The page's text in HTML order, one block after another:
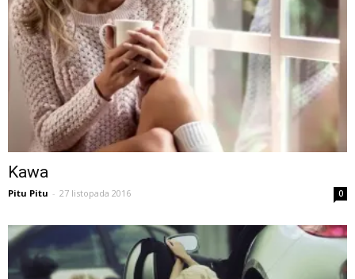
Kawa
Pitu Pitu - 27 listopada 2016 0